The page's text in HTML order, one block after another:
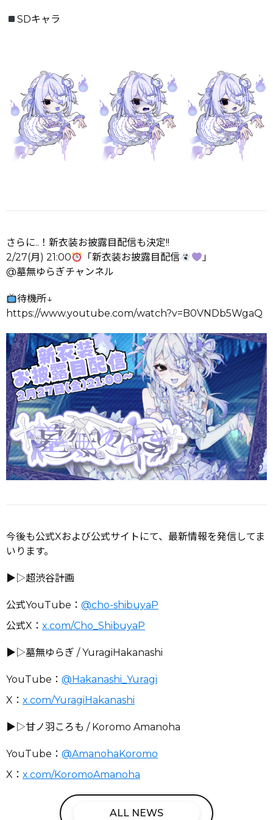
SDキャラ
さらに..！新衣装お披露目配信も決定!!
2/27(月) 21:00
「新衣装お披露目配信
」
@墓無ゆらぎチャンネル
待機所↓
https://www.youtube.com/watch?v=B0VNDb5WgaQ
今後も公式Xおよび公式サイトにて、最新情報を発信してま
いります。
▶︎▷超渋谷計画
公式YouTube： @cho-shibuyaP
公式X： x.com/Cho_ShibuyaP
▶︎▷墓無ゆらぎ / YuragiHakanashi
YouTube： @Hakanashi_Yuragi
X： x.com/YuragiHakanashi
▶︎▷甘ノ羽ころも / Koromo Amanoha
YouTube： @AmanohaKoromo
X： x.com/KoromoAmanoha
ALL NEWS